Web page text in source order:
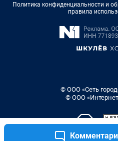
Политика конфиденциальности и
правила
© ООО «Сеть
© ООО